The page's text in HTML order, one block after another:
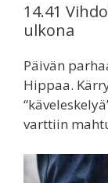
14.41
ulkona
Päivän
Hippaa.
varttiin